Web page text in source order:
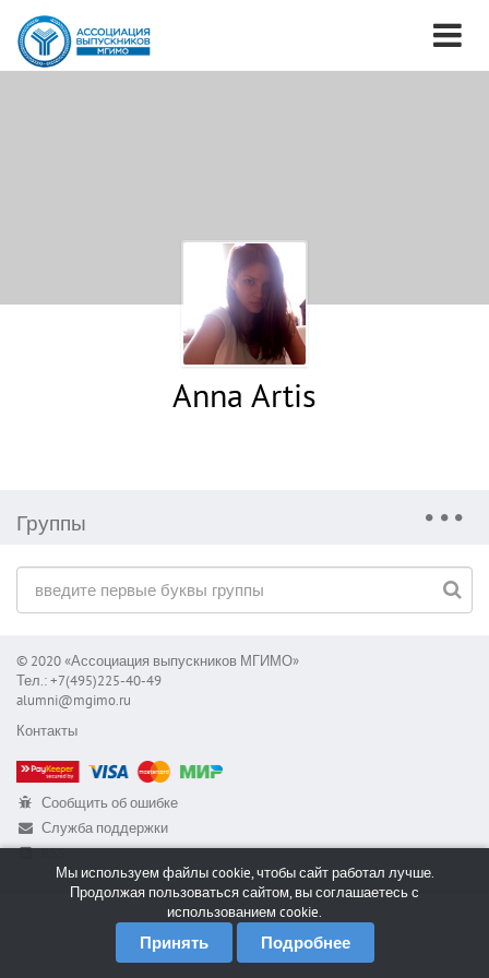
Anna Artis
Группы
© 2020 «Ассоциация выпускников МГИМО»
Тел.: +7(495)225-40-49
alumni@mgimo.ru
Контакты
Сообщить об ошибке
Служба поддержки
RSS
Мы используем файлы cookie, чтобы сайт работал лучше.
Продолжая пользоваться сайтом, вы соглашаетесь с
использованием cookie.
Принять Подробнее